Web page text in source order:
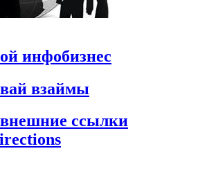
инфобизнес
взаймы
ссылки